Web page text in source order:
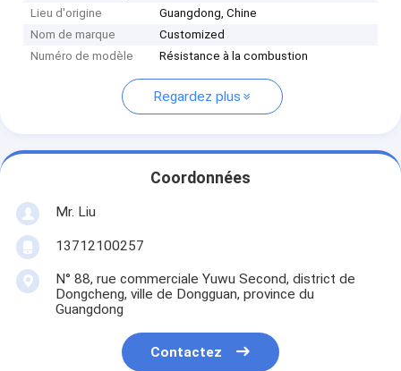
Lieu d'origine
Guangdong, Chine
Nom de marque
Customized
Numéro de modèle
Résistance à la combustion
Regardez plus
Coordonnées
Mr. Liu
13712100257
N° 88, rue commerciale Yuwu Second, district de
Dongcheng, ville de Dongguan, province du
Guangdong
Contactez